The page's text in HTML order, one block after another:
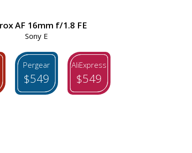
AF 16mm f/1.8 FE
Sony E
Pergear
$549
AliExpress
$549